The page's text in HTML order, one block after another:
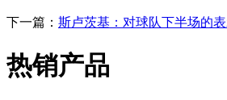
下一篇： 斯卢茨基：对球队下半场的
热销产品